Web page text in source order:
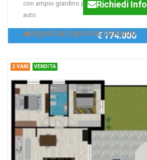
con ampio giardino privato e posto
auto.
Richiedi Info
Agenzia:Agenzia Soleado
€ 174.000
2 VANI VENDITA